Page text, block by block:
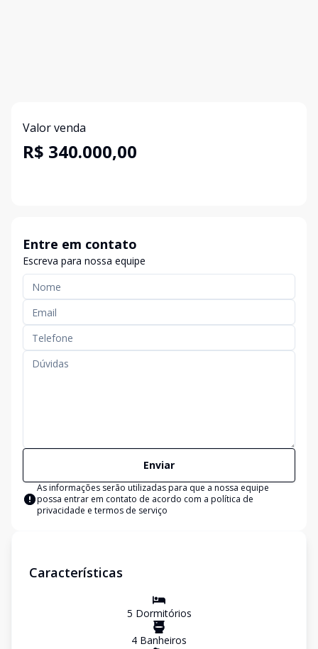
Valor venda
R$ 340.000,00
Entre em contato
Escreva para nossa equipe
Enviar
As informações serão utilizadas para que a nossa equipe
possa entrar em contato de acordo com a política de
privacidade e termos de serviço
Características
5 Dormitórios
4 Banheiros